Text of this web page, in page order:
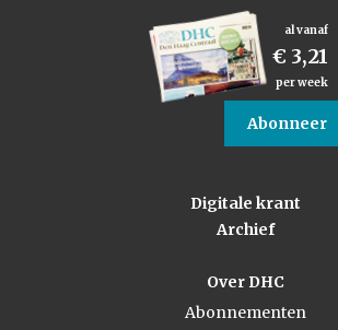
al vanaf
€ 3,21
per week
Abonneer
Digitale krant
Archief
Over DHC
Abonnementen